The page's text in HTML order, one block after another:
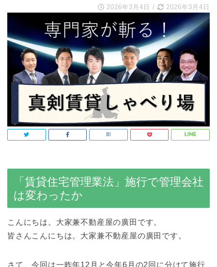
2026年3月4日 / 2026年3月4日
「賃貸住宅管理業法」施行で管理会社
は変わったか
こんにちは。大家兼不動産屋の廣田です。
皆さんこんにちは。大家兼不動産屋の廣田です。
さて、今回は一昨年12月と今年6月の2回に分けて施行